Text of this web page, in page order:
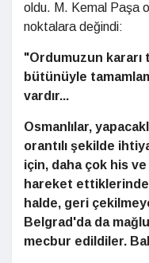
oldu. M. Kemal Paşa
noktalara değindi:
"Ordumuzun kararı
bütünüyle
vardır...
Osmanlılar,
orantılı şekilde
için, daha çok his ve
hareket
halde, geri
Belgrad'da da
mecbur edildiler.